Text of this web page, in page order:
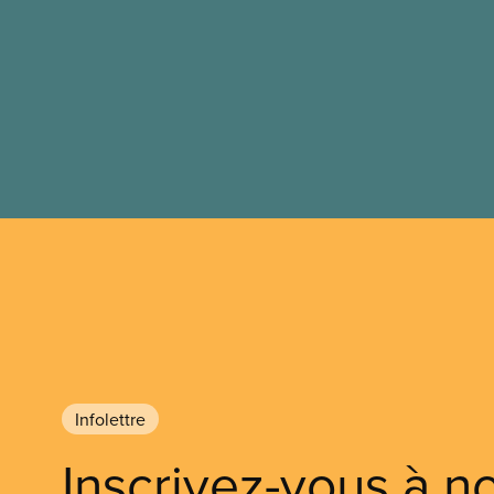
Infolettre